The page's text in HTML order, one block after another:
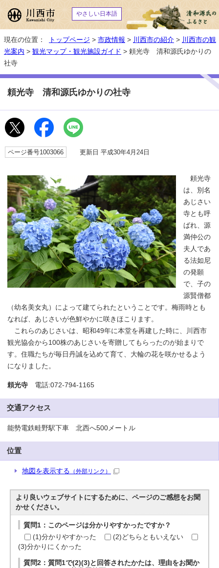
やさしい日本語
現在の位置： トップページ > 市政情報 > 川西市の紹介 > 川西市の観
光案内 > 観光マップ・観光施設ガイド > 頼光寺 清和源氏ゆかりの
社寺
頼光寺 清和源氏ゆかりの社寺
ページ番号1003066 更新日 平成30年4月24日
頼光寺
は、別名
あじさい
寺とも呼
ばれ、源
満仲公の
夫人であ
る法如尼
の発願
で、子の
源賢僧都
（幼名美女丸）によって建てられたということです。梅雨時とも
なれば、あじさいが色鮮やかに咲きほこります。
これらのあじさいは、昭和49年に本堂を再建した時に、川西市
観光協会から100株のあじさいを寄贈してもらったのが始まりで
す。住職たちが毎日丹誠を込めて育て、大輪の花を咲かせるよう
になりました。
頼光寺 電話:072-794-1165
交通アクセス
能勢電鉄畦野駅下車 北西へ500メートル
位置
地図を表示する （外部リンク）
より良いウェブサイトにするために、ページのご感想をお聞
かせください。
質問1：このページは分かりやすかったですか？
(1)分かりやすかった
(2)どちらともいえない
(3)分かりにくかった
質問2：質問1で(2)(3)と回答されたかたは、理由をお聞か